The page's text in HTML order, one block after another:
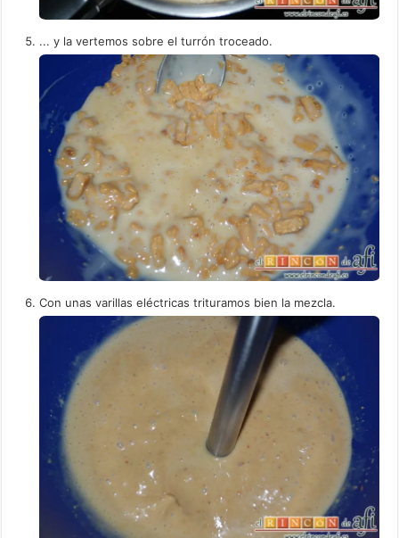
... y la vertemos sobre el turrón troceado.
Con unas varillas eléctricas trituramos bien la mezcla.